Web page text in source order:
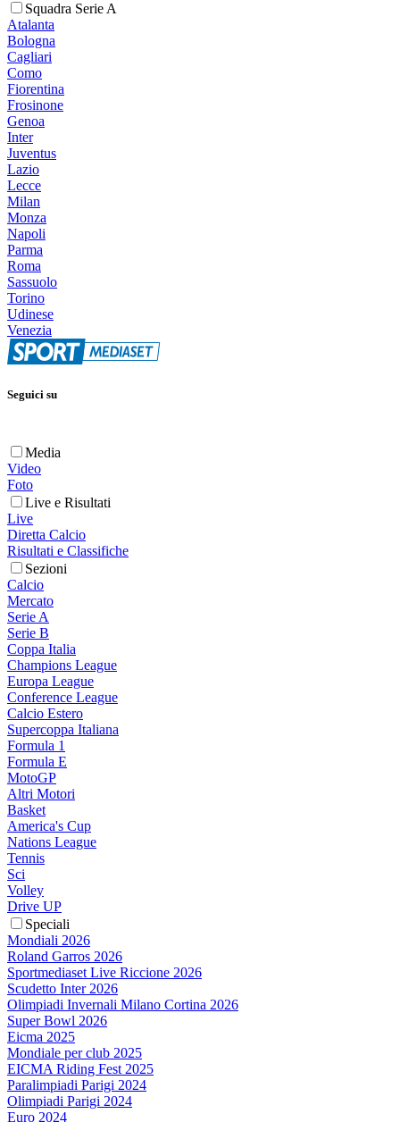
Squadra Serie A
Atalanta
Bologna
Cagliari
Como
Fiorentina
Frosinone
Genoa
Inter
Juventus
Lazio
Lecce
Milan
Monza
Napoli
Parma
Roma
Sassuolo
Torino
Udinese
Venezia
Seguici su
Media
Video
Foto
Live e Risultati
Live
Diretta Calcio
Risultati e Classifiche
Sezioni
Calcio
Mercato
Serie A
Serie B
Coppa Italia
Champions League
Europa League
Conference League
Calcio Estero
Supercoppa Italiana
Formula 1
Formula E
MotoGP
Altri Motori
Basket
America's Cup
Nations League
Tennis
Sci
Volley
Drive UP
Speciali
Mondiali 2026
Roland Garros 2026
Sportmediaset Live Riccione 2026
Scudetto Inter 2026
Olimpiadi Invernali Milano Cortina 2026
Super Bowl 2026
Eicma 2025
Mondiale per club 2025
EICMA Riding Fest 2025
Paralimpiadi Parigi 2024
Olimpiadi Parigi 2024
Euro 2024